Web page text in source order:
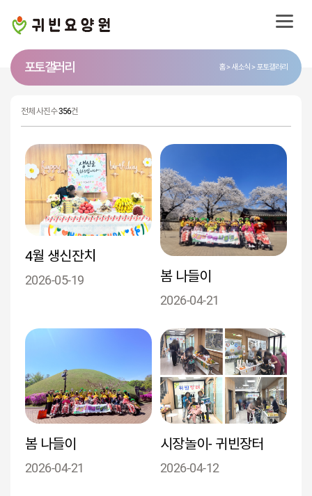
포토 갤러리 홈 새소식 포토갤러리
전체 사진수356건
4월 생신잔치
2026-05-19 봄 나들이
2026-04-21
봄 나들이
2026-04-21
시장놀이- 귀빈장터
2026-04-12